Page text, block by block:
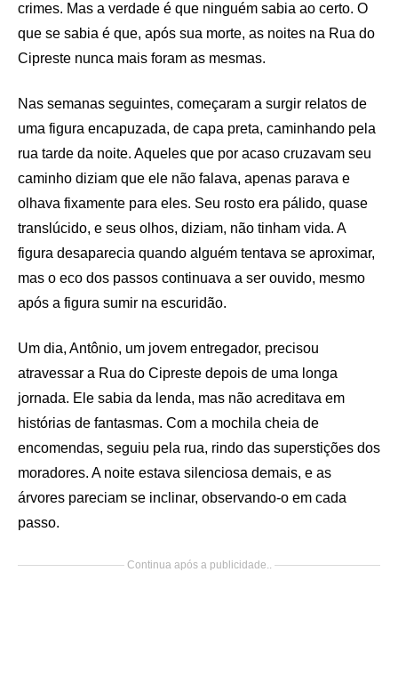
crimes. Mas a verdade é que ninguém sabia ao certo. O
que se sabia é que, após sua morte, as noites na Rua do
Cipreste nunca mais foram as mesmas.
Nas semanas seguintes, começaram a surgir relatos de
uma figura encapuzada, de capa preta, caminhando pela
rua tarde da noite. Aqueles que por acaso cruzavam seu
caminho diziam que ele não falava, apenas parava e
olhava fixamente para eles. Seu rosto era pálido, quase
translúcido, e seus olhos, diziam, não tinham vida. A
figura desaparecia quando alguém tentava se aproximar,
mas o eco dos passos continuava a ser ouvido, mesmo
após a figura sumir na escuridão.
Um dia, Antônio, um jovem entregador, precisou
atravessar a Rua do Cipreste depois de uma longa
jornada. Ele sabia da lenda, mas não acreditava em
histórias de fantasmas. Com a mochila cheia de
encomendas, seguiu pela rua, rindo das superstições dos
moradores. A noite estava silenciosa demais, e as
árvores pareciam se inclinar, observando-o em cada
passo.
Continua após a publicidade..